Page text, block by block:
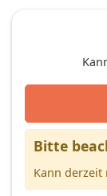
Bitte
Kann